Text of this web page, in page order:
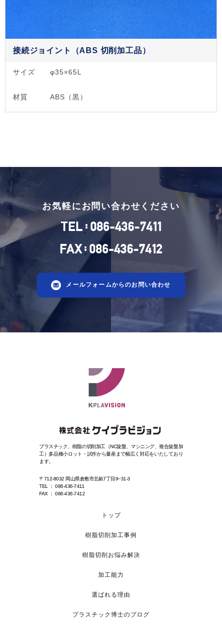
接続ジョイント（ABS 切削加工品）
サイズ φ35×65L
材質 ABS（黒）
お気軽にお問い合わせください
TEL: 086-436-7411
FAX: 086-436-7412
メールフォームからのお問い合わせ
プラスチック、樹脂の切削加工（NC旋盤、マシニング、複合旋盤加
工） 多品種小ロット・試作から量産まで幅広く対応をいたしており
ます。
〒712-8032 岡山県倉敷市北畝7丁目9−31-3
TEL ： 086-436-7411
FAX ： 086-436-7412
トップ
樹脂切削加工事例
樹脂切削お悩み解決
加工能力
選ばれる理由
プラスチック博士のブログ